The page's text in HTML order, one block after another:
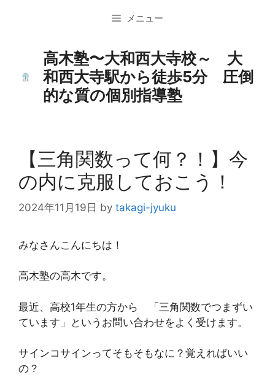
メニュー
高木塾〜大和西大寺校～ 大
和西大寺駅から徒歩5分 圧倒
的な質の個別指導塾
【三角関数って何？！】今
の内に克服しておこう！
2024年11月19日 by takagi-jyuku
みなさんこんにちは！
高木塾の高木です。
最近、高校1年生の方から 「三角関数でつまずい
ています」というお問い合わせをよく受けます。
サインコサインってそもそもなに？覚えればいい
の？